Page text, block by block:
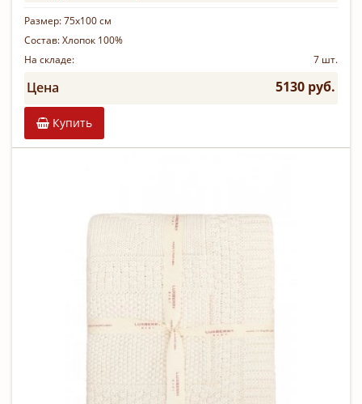
Размер:75х100 см
Состав:Хлопок 100%
На складе:
7 шт.
Цена 5130 руб.
Купить